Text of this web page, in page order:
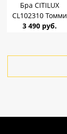
Бра CITILUX
CL102310 Томми
Матовый хром/
выключателем
3 490 руб.